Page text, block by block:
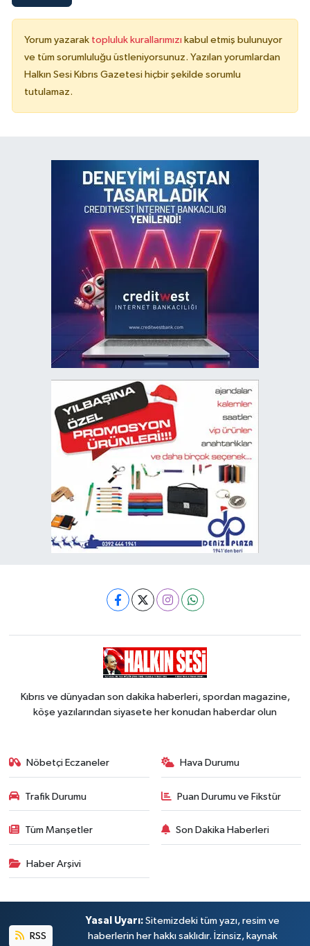
Yorum yazarak topluluk kurallarımızı kabul etmiş bulunuyor
ve tüm sorumluluğu üstleniyorsunuz. Yazılan yorumlardan
Halkın Sesi Kıbrıs Gazetesi hiçbir şekilde sorumlu
tutulamaz.
Kıbrıs ve dünyadan son dakika haberleri, spordan magazine,
köşe yazılarından siyasete her konudan haberdar olun
Nöbetçi Eczaneler Hava Durumu
Trafik Durumu Puan Durumu ve Fikstür
Tüm Manşetler Son Dakika Haberleri
Haber Arşivi
RSS
Yasal Uyarı: Sitemizdeki tüm yazı, resim ve
haberlerin her hakkı saklıdır. İzinsiz, kaynak